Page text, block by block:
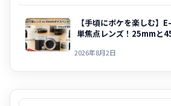
【手頃にボケを楽しむ】
単焦点レンズ！25mmと
2026年8月2日
検索